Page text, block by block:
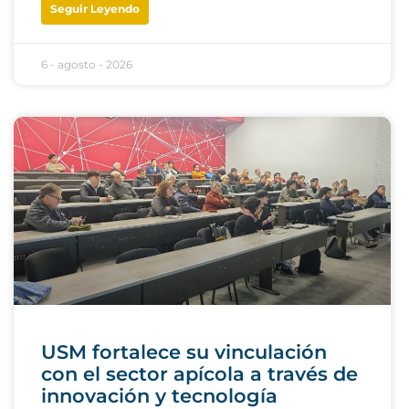
Seguir Leyendo
6 - agosto - 2026
USM fortalece su vinculación
con el sector apícola a través de
innovación y tecnología